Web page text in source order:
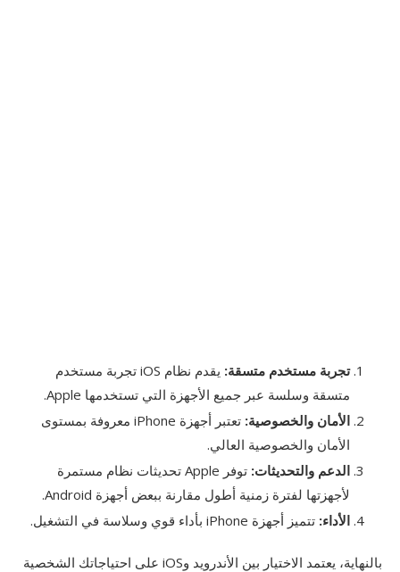
تجربة مستخدم متسقة:
يقدم نظام iOS تجربة مستخدم
متسقة وسلسة عبر جميع الأجهزة التي تستخدمها Apple.
الأمان والخصوصية:
تعتبر أجهزة iPhone معروفة بمستوى
الأمان والخصوصية العالي.
الدعم والتحديثات:
توفر Apple تحديثات نظام مستمرة
لأجهزتها لفترة زمنية أطول مقارنة ببعض أجهزة Android.
الأداء: تتميز أجهزة iPhone بأداء قوي وسلاسة في التشغيل.
بالنهاية، يعتمد الاختيار بين الأندرويد وiOS على احتياجاتك الشخصية